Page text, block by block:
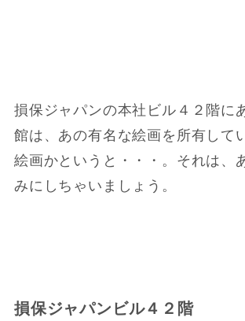
損保ジャパンの本社ビル４２階に
館は、あの有名な絵画を所有して
絵画かというと・・・。それは、
みにしちゃいましょう。
損保ジャパンビル４２階